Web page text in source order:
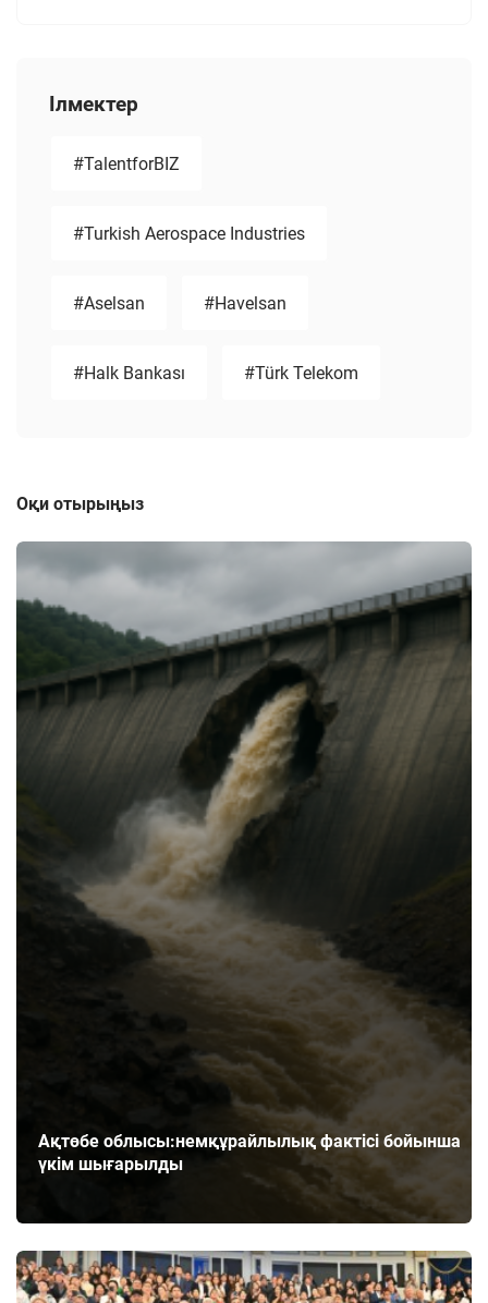
Ілмектер
#TalentforBIZ
#Turkish Aerospace Industries
#Aselsan #Havelsan
#Halk Bankası #Türk Telekom
Оқи отырыңыз
Ақтөбе облысы:немқұрайлылық фактісі бойынша
үкім шығарылды